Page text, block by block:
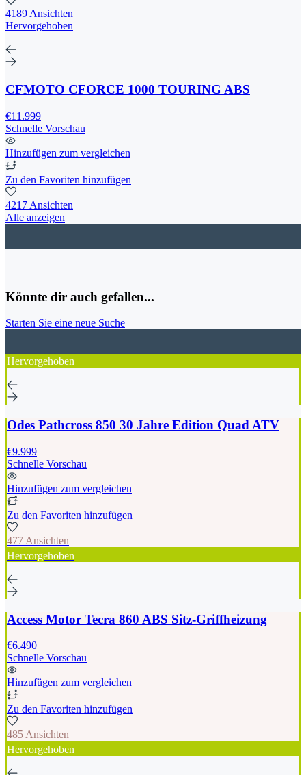
4189 Ansichten
Hervorgehoben
CFMOTO CFORCE 1000 TOURING ABS
€11.999
Schnelle Vorschau
Hinzufügen zum vergleichen
Zu den Favoriten hinzufügen
4217 Ansichten
Alle anzeigen
Könnte dir auch gefallen...
Starten Sie eine neue Suche
Hervorgehoben
Odes Pathcross 850 30 Jahre Edition Quad ATV
€9.999
Schnelle Vorschau
Hinzufügen zum vergleichen
Zu den Favoriten hinzufügen
477 Ansichten
Hervorgehoben
Access Motor Tecra 860 ABS Sitz-Griffheizung
€6.490
Schnelle Vorschau
Hinzufügen zum vergleichen
Zu den Favoriten hinzufügen
485 Ansichten
Hervorgehoben